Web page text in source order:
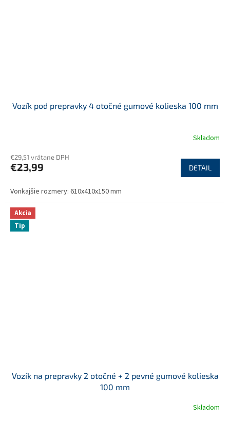
Vozík pod prepravky 4 otočné gumové kolieska 100 mm
Skladom
€29,51 vrátane DPH
€23,99 DETAIL
Vonkajšie rozmery: 610x410x150 mm
Akcia
Tip
Vozík na prepravky 2 otočné + 2 pevné gumové kolieska
100 mm
Skladom